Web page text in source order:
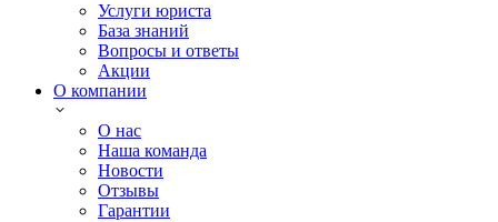
Услуги юриста
База знаний
Вопросы и ответы
Акции
О компании
О нас
Наша команда
Новости
Отзывы
Гарантии